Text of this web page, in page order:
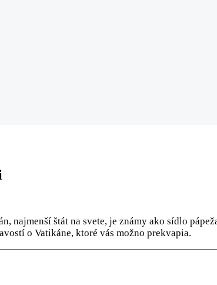
najmenší štát na svete, je známy ako sídlo
o Vatikáne, ktoré vás možno prekvapia.